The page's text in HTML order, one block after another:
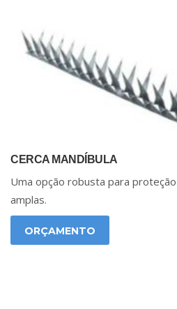
CERCA MANDÍBULA
Uma opção robusta para
amplas.
ORÇAMENTO